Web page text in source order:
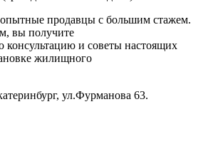
продавцы с большим стажем.
вы получите
консультацию и советы настоящих
жилищного
ул.Фурманова 63.